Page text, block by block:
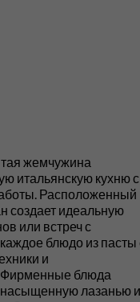
жемчужина
итальянскую кухню с
Расположенный
создает идеальную
или встреч с
блюдо из пасты
и
Фирменные блюда
насыщенную лазанью и